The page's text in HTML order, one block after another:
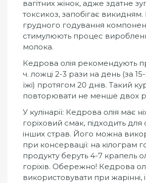
вагітних жінок, адже здатне
токсикоз, запобігає викидням.
грудного годування
стимулюють процес
молока.
Кедрова олія рекомендують
ч. ложці 2-3 рази на день (за
їжі) протягом 20 днів. Такий
повторювати не менше двох
У кулінарії: Кедрова олія має
горіховий смак, підходить для
інших страв. Його можна
при консервації: на кілограм
продукту беруть 4-7 крапель
горіхів. Обережно! Кедрова
використовувати при жарінні,